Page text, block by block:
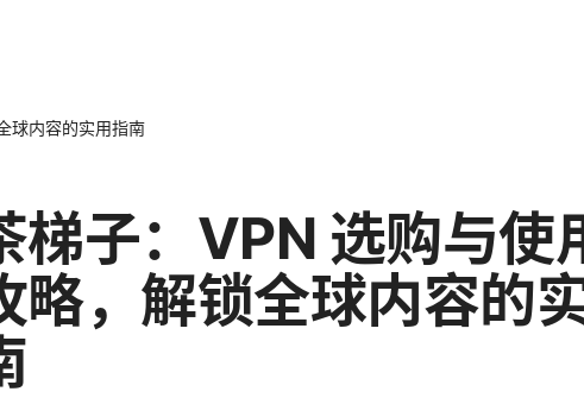
球内容的实用指南
梯子：VPN 选购与使
略，解锁全球内容的